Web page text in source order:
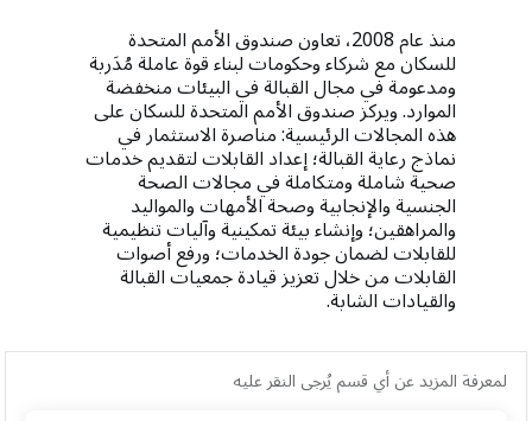
منذ عام 2008، تعاون صندوق الأمم المتحدة
للسكان مع شركاء وحكومات لبناء قوة عاملة مُدَربة
ومدعومة في مجال القبالة في البيئات منخفضة
الموارد. ويركز صندوق الأمم المتحدة للسكان على
هذه المجالات الرئيسية: مناصرة الاستثمار في
نماذج رعاية القبالة؛ إعداد القابلات لتقديم خدمات
صحية شاملة ومتكاملة في مجالات الصحة
الجنسية والإنجابية وصحة الأمهات والمواليد
والمراهقين؛ وإنشاء بيئة تمكينية وآليات تنظيمية
للقابلات لضمان جودة الخدمات؛ ورفع أصوات
القابلات من خلال تعزيز قيادة جمعيات القبالة
والقيادات الشابة.
لمعرفة المزيد عن أي قسم يُرجى النقر عليه